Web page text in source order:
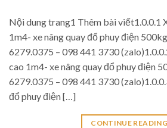
Nội dung trang1 Thêm bài viết1.0.0.1
1m4- xe nâng quay đổ phuy điện
6279.0375 – 098 441 3730
cao 1m4- xe nâng quay đổ phuy điện
6279.0375 – 098 441 3730
đổ phuy điện […]
CONTINUE READING